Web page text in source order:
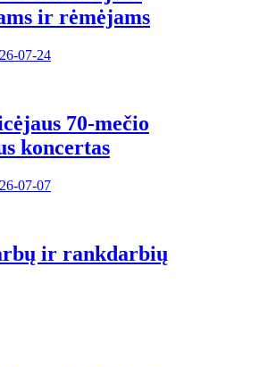
ir rėmėjams
07-24
70-mečio
koncertas
07-07
ir rankdarbių